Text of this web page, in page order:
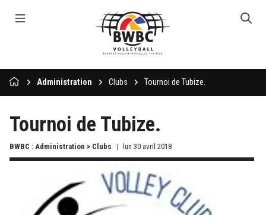
Administration Clubs Tournoi de Tubize.
Tournoi de Tubize.
BWBC : Administration > Clubs lun 30 avril 2018